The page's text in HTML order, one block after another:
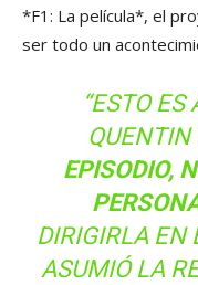
*F1: La película*, el
ser todo un
“ESTO ES
QUENTIN
EPISODIO,
DIRIGIRLA EN
ASUMIÓ LA